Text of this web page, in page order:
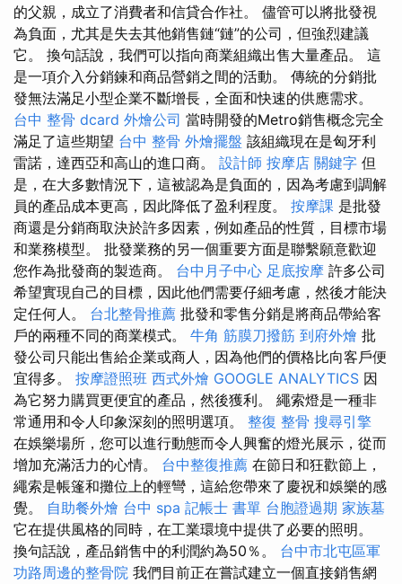
的父親，成立了消費者和信貸合作社。 儘管可以將批發視
為負面，尤其是失去其他銷售鏈“鏈”的公司，但強烈建議
它。 換句話說，我們可以指向商業組織出售大量產品。 這
是一項介入分銷鍊和商品營銷之間的活動。 傳統的分銷批
發無法滿足小型企業不斷增長，全面和快速的供應需求。
台中 整骨 dcard 外燴公司 當時開發的Metro銷售概念完全
滿足了這些期望 台中 整骨 外燴擺盤 該組織現在是匈牙利
雷諾，達西亞和高山的進口商。 設計師 按摩店 關鍵字 但
是，在大多數情況下，這被認為是負面的，因為考慮到調解
員的產品成本更高，因此降低了盈利程度。 按摩課 是批發
商還是分銷商取決於許多因素，例如產品的性質，目標市場
和業務模型。 批發業務的另一個重要方面是聯繫願意歡迎
您作為批發商的製造商。 台中月子中心 足底按摩 許多公司
希望實現自己的目標，因此他們需要仔細考慮，然後才能決
定任何人。 台北整骨推薦 批發和零售分銷是將商品帶給客
戶的兩種不同的商業模式。 牛角 筋膜刀撥筋 到府外燴 批
發公司只能出售給企業或商人，因為他們的價格比向客戶便
宜得多。 按摩證照班 西式外燴 GOOGLE ANALYTICS 因
為它努力購買更便宜的產品，然後獲利。 繩索燈是一種非
常通用和令人印象深刻的照明選項。 整復 整骨 搜尋引擎
在娛樂場所，您可以進行動態而令人興奮的燈光展示，從而
增加充滿活力的心情。 台中整復推薦 在節日和狂歡節上，
繩索是帳篷和攤位上的輕彎，這給您帶來了慶祝和娛樂的感
覺。 自助餐外燴 台中 spa 記帳士 書單 台胞證過期 家族墓
它在提供風格的同時，在工業環境中提供了必要的照明。
換句話說，產品銷售中的利潤約為50％。 台中市北屯區軍
功路周邊的整骨院 我們目前正在嘗試建立一個直接銷售網